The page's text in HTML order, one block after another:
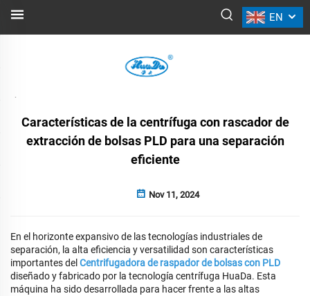
EN
NOTICIAS
Características de la centrífuga con rascador de
extracción de bolsas PLD para una separación
eficiente
Nov 11, 2024
En el horizonte expansivo de las tecnologías industriales de
separación, la alta eficiencia y versatilidad son características
importantes del Centrifugadora de raspador de bolsas con PLD
diseñado y fabricado por la tecnología centrífuga HuaDa. Esta
máquina ha sido desarrollada para hacer frente a las altas